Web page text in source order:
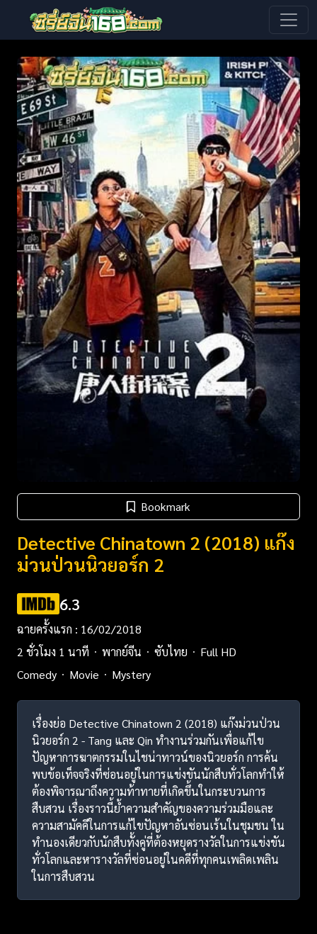
Bookmark
Detective Chinatown 2 (2018) แก๊ง
ม่วนป่วนนิวยอร์ก 2
6.3
ฉายครั้งแรก : 16/02/2018
2 ชั่วโมง 1 นาที
พากย์จีน ซับไทย
Full HD
Comedy
Movie Mystery
เรื่องย่อ Detective Chinatown 2 (2018) แก๊งม่วนป่วน
นิวยอร์ก 2 - Tang และ Qin ทำงานร่วมกันเพื่อแก้ไข
ปัญหาการฆาตกรรมในไชน่าทาวน์ของนิวยอร์ก การค้น
พบข้อเท็จจริงที่ซ่อนอยู่ในการแข่งขันนักสืบทั่วโลกทำให้
ต้องพิจารณาถึงความท้าทายที่เกิดขึ้นในกระบวนการ
สืบสวน เรื่องราวนี้ย้ำความสำคัญของความร่วมมือและ
ความสามัคคีในการแก้ไขปัญหาอันซ่อนเร้นในชุมชน ใน
ทำนองเดียวกับนักสืบทั้งคู่ที่ต้องหยุดรางวัลในการแข่งขัน
ทั่วโลกและหารางวัลที่ซ่อนอยู่ในคดีที่ทุกคนเพลิดเพลิน
ในการสืบสวน